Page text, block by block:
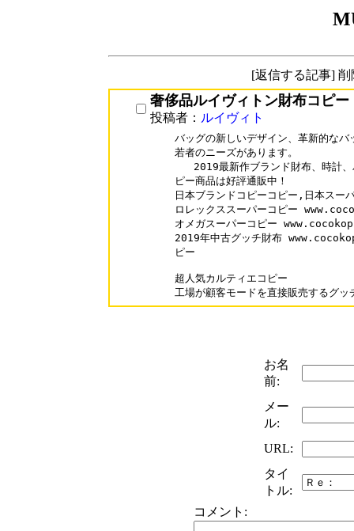
[返信する記事]
奢侈品ルイヴィトン財布コピー
投稿者： ルイヴィト
バッグの新しいデザイン、革新的な
若者のニーズがあります。
2019最新作ブランド財布、時計
ピー商品は好評通販中！
日本ブランドコピーコピー,日本スー
ロレックススーパーコピー
オメガスーパーコピー
2019年中古グッチ財布
ピー
超人気カルティエコピー
お名
前:
メー
ル:
URL:
タイ
トル:
コメント: